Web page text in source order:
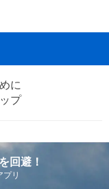
に
プ
回避！
リ